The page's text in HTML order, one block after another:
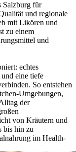
Salzburg für
und regionale
mit Likören und
zu einem
und
echtes
eine tiefe
So entstehen
Umgebungen,
der
von Kräutern und
bis hin zu
im Health-